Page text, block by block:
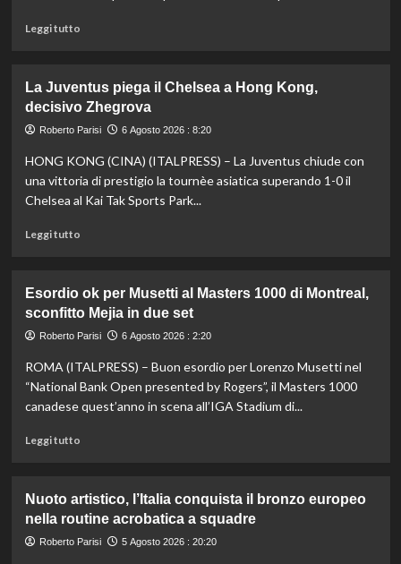
arriva
nel
sincro
Pizzini
Leggi tuttoLeggi
Fifa,
Priante
(Siga)
credibilità
del
sistema
La Juventus piega il Chelsea a Hong Kong,
decisivo Zhegrova
Roberto Parisi 6 Agosto 2026 : 8:20
HONG KONG (CINA) (ITALPRESS) – La Juventus chiude con
una vittoria di prestigio la tournèe asiatica superando 1-0 il
Chelsea al Kai Tak Sports Park...
Leggi tuttoLeggi
La
Juventus
piega
Chelsea
a
Hong
Esordio ok per Musetti al Masters 1000 di Montreal,
sconfitto Mejia in due set
Roberto Parisi 6 Agosto 2026 : 2:20
ROMA (ITALPRESS) – Buon esordio per Lorenzo Musetti nel
“National Bank Open presented by Rogers”, il Masters 1000
canadese quest’anno in scena all’IGA Stadium di...
Leggi tuttoLeggi
Esordio
ok
per
Nuoto artistico, l’Italia conquista il bronzo europeo
nella routine acrobatica a squadre
Roberto Parisi 5 Agosto 2026 : 20:20